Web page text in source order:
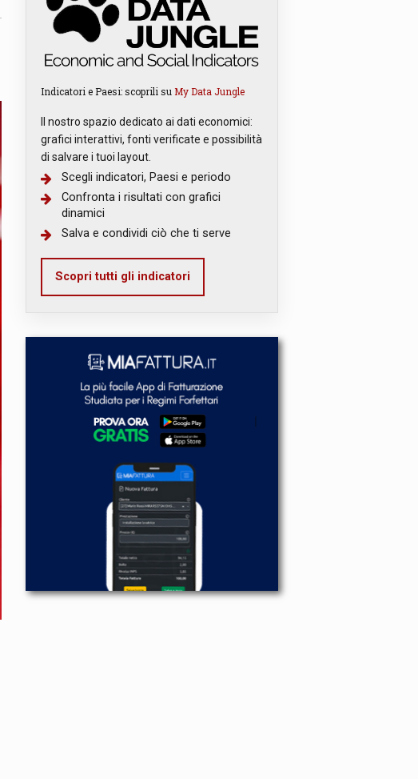
Indicatori e Paesi: scoprili su My Data Jungle
Il nostro spazio dedicato ai dati economici:
grafici interattivi, fonti verificate e possibilità
di salvare i tuoi layout.
Scegli indicatori, Paesi e periodo
Confronta i risultati con grafici
dinamici
Salva e condividi ciò che ti serve
Scopri tutti gli indicatori